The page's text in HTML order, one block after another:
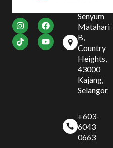
Senyum
Matahari
B,
Country
Heights,
43000
Kajang,
Selangor
+603-
6043
0663